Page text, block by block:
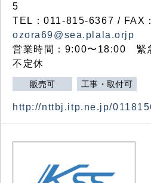
5
TEL：011-815-6367 / FAX
ozora69@sea.plala.orjp
営業時間：9:00〜18:00 緊
不定休
販売可 工事・取付可
http://nttbj.itp.ne.jp/